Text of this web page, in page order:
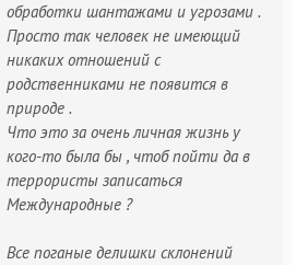
обработки шантажами и угрозами .
Просто так человек не имеющий
никаких отношений с
родственниками не появится в
природе .
Что это за очень личная жизнь у
кого-то была бы , чтоб пойти да в
террористы записаться
Международные ?
Все поганые делишки склонений